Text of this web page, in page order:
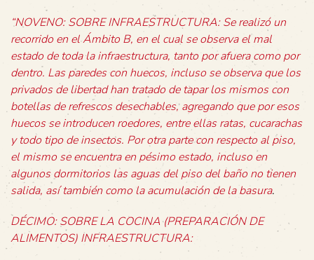
“NOVENO: SOBRE INFRAESTRUCTURA: Se realizó un
recorrido en el Ámbito B, en el cual se observa el mal
estado de toda la infraestructura, tanto por afuera como por
dentro. Las paredes con huecos, incluso se observa que los
privados de libertad han tratado de tapar los mismos con
botellas de refrescos desechables, agregando que por esos
huecos se introducen roedores, entre ellas ratas, cucarachas
y todo tipo de insectos. Por otra parte con respecto al piso,
el mismo se encuentra en pésimo estado, incluso en
algunos dormitorios las aguas del piso del baño no tienen
salida, así también como la acumulación de la basura.
DÉCIMO: SOBRE LA COCINA (PREPARACIÓN DE
ALIMENTOS) INFRAESTRUCTURA: